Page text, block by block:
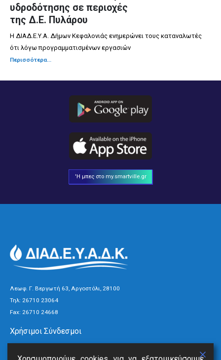
υδροδότησης σε περιοχές
της Δ.Ε. Πυλάρου
Η ΔΙΑΔ.Ε.Υ.Α. Δήμων Κεφαλονιάς ενημερώνει τους καταναλωτές
ότι λόγω προγραμματισμένων εργασιών
Περισσότερα...
'Η μπες στο my.smartville.gr
Λεωφ. Γ. Βεργωτή 63, Αργοστόλι, 28100
Τηλ: 26710 23064
Fax: 26710 24668
Χρήσιμοι Σύνδεσμοι